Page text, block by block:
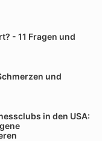
- 11 Fragen und
und
in den USA: